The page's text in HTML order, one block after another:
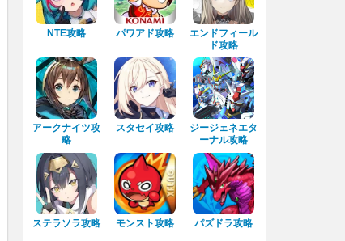
NTE攻略 パワアド攻略
エンドフィール
ド攻略
アークナイツ攻
略
スタセイ攻略
ジージェネエタ
ーナル攻略
ステラソラ攻略 モンスト攻略 パズドラ攻略